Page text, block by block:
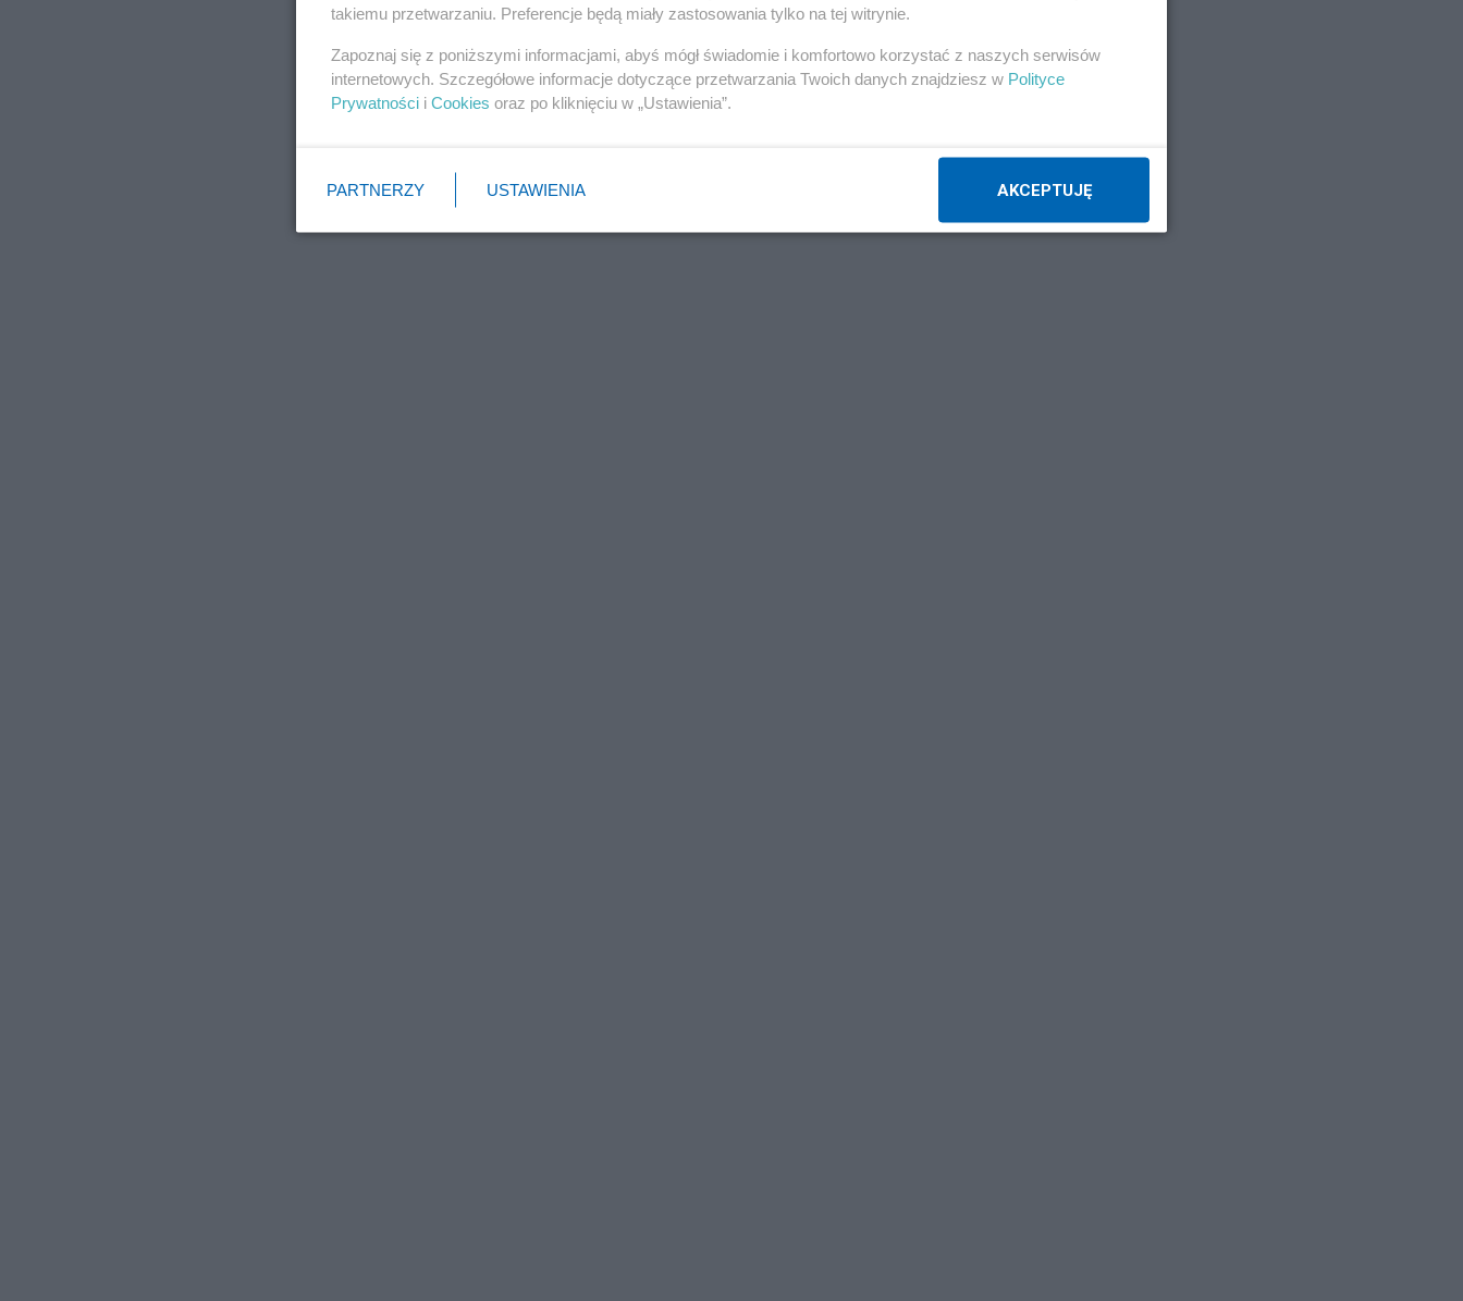
takiemu przetwarzaniu. Preferencje będą miały zastosowania tylko na tej witrynie.
Zapoznaj się z poniższymi informacjami, abyś mógł świadomie i komfortowo korzystać z naszych serwisów
internetowych. Szczegółowe informacje dotyczące przetwarzania Twoich danych znajdziesz w Polityce
Prywatności i Cookies oraz po kliknięciu w „Ustawienia”.
PARTNERZY USTAWIENIA AKCEPTUJĘ